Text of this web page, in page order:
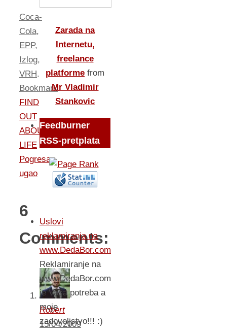
Coca-
Cola,
EPP,
Izlog,
VRH.
Bookmark.
FIND
OUT
ABOUT
LIFE
Pogresan
ugao
6
Comments:
Robert
15/04/2009
Zarada na
Internetu,
freelance
platforme from
Mr Vladimir
Stankovic
Feedburner
RSS-pretplata
Uslovi
reklamiranja na
www.DedaBor.com
Reklamiranje na
www.DedaBor.com
je Vaša potreba a
moje
zadovoljstvo!!! :)